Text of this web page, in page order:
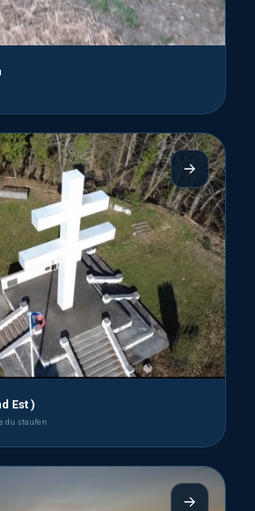
Est )
du staufen